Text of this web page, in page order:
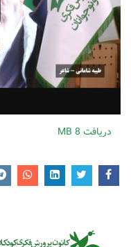
دریافت 8 MB